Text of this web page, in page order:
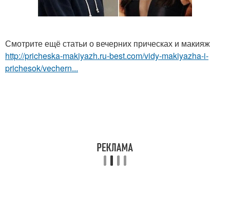
Смотрите ещё статьи о вечерних прическах и макияж
http://pricheska-makiyazh.ru-best.com/vidy-makiyazha-i-
prichesok/vechern...